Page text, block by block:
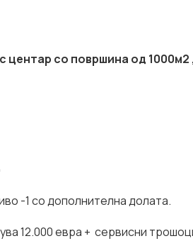
центар со површинa од 1000м2
-1 со дополнителна долата.
12.000 евра + сервисни